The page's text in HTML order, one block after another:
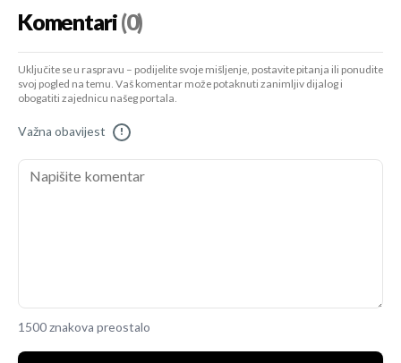
Komentari(0)
Uključite se u raspravu – podijelite svoje mišljenje, postavite pitanja ili ponudite
svoj pogled na temu. Vaš komentar može potaknuti zanimljiv dijalog i
obogatiti zajednicu našeg portala.
Važna obavijest !
1500 znakova preostalo